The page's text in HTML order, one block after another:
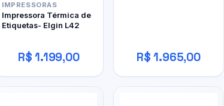
IMPRESSORAS
Impressora Térmica de
Etiquetas- Elgin L42
R$ 1.199,00 R$ 1.965,00